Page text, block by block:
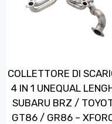
COLLETTORE DI
4 IN 1 UNEQUAL
SUBARU BRZ /
GT86 / GR86 –